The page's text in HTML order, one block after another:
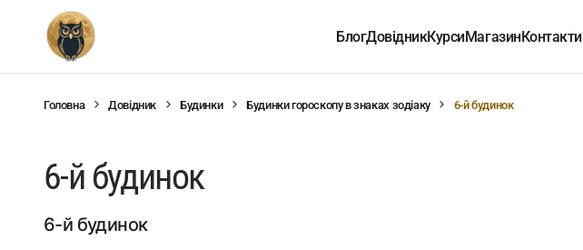
БлогДовідникКурсиМагазинКонтакти
Головна Довідник Будинки Будинки гороскопу в знаках зодіаку 6-й будинок
6-й будинок
6-й будинок